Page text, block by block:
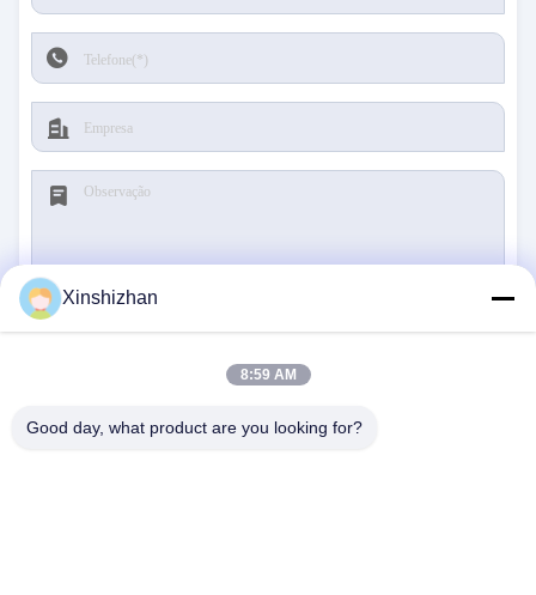
Xinshizhan
8:59 AM
Good day, what product are you looking for?